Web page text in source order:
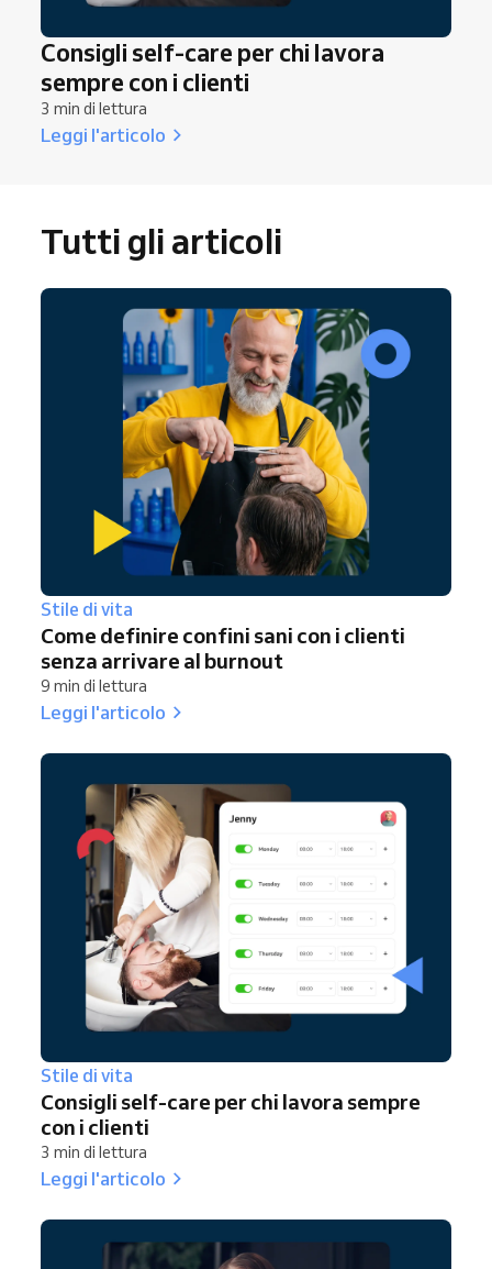
Consigli self-care per chi lavora
sempre con i clienti
3 min di lettura
Leggi l'articolo
Tutti gli articoli
Stile di vita
Come definire confini sani con i clienti
senza arrivare al burnout
9 min di lettura
Leggi l'articolo
Stile di vita
Consigli self-care per chi lavora sempre
con i clienti
3 min di lettura
Leggi l'articolo